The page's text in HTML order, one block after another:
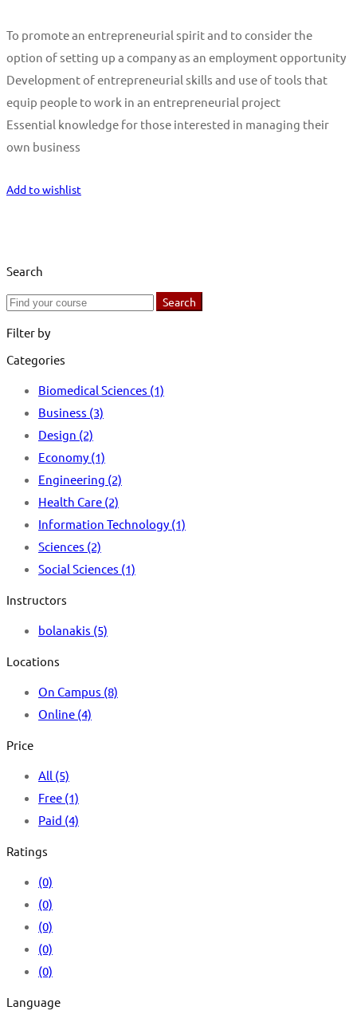
To promote an entrepreneurial spirit and to consider the
option of setting up a company as an employment opportunity
Development of entrepreneurial skills and use of tools that
equip people to work in an entrepreneurial project
Essential knowledge for those interested in managing their
own business
Add to wishlist
Search
Search
Search
Filter by
Categories
Biomedical Sciences (1)
Business (3)
Design (2)
Economy (1)
Engineering (2)
Health Care (2)
Information Technology (1)
Sciences (2)
Social Sciences (1)
Instructors
bolanakis (5)
Locations
On Campus (8)
Online (4)
Price
All (5)
Free (1)
Paid (4)
Ratings
(0)
(0)
(0)
(0)
(0)
Language